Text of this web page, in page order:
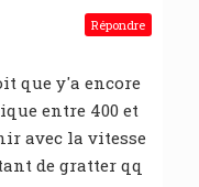
que y'a encore
entre 400 et
avec la vitesse
de gratter qq
Répondre